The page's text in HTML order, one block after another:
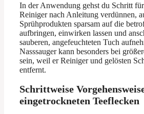
In der Anwendung gehst du Schritt
Reiniger nach Anleitung verdünnen,
Sprühprodukten sparsam auf die
aufbringen, einwirken lassen und
sauberen, angefeuchteten Tuch
Nasssauger kann besonders bei
sein, weil er Reiniger und gelösten
entfernt.
Schrittweise
eingetrockneten Teeflecken